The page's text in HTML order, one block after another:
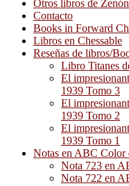
Otros libros de
Contacto
Books in Forward
Libros en Chessable
Reseñas de libros/
Libro Titanes
El
1939 Tomo 3
El
1939 Tomo 2
El
1939 Tomo 1
Notas en ABC Color
Nota 723 en
Nota 722 en